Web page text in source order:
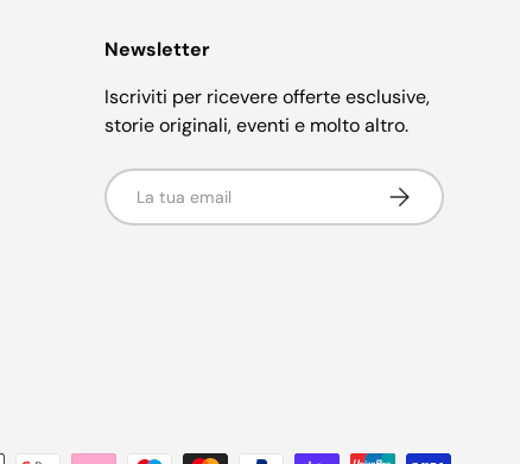
Newsletter
Iscriviti per ricevere offerte esclusive,
storie originali, eventi e molto altro.
Email Iscriviti